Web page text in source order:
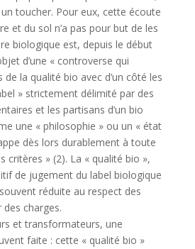
toucher. Pour eux, cette écoute
et du sol n’a pas pour but de les
biologique est, depuis le début
d’une « controverse qui
la qualité bio avec d’un côté les
» strictement délimité par des
et les partisans d’un bio
une « philosophie » ou un « état
dès lors durablement à toute
critères » (2). La « qualité bio »,
de jugement du label biologique
réduite au respect des
charges.
et transformateurs, une
faite : cette « qualité bio »